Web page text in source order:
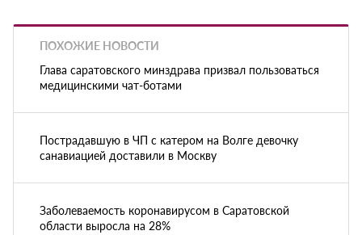
ПОХОЖИЕ НОВОСТИ
Глава саратовского минздрава призвал пользоваться
медицинскими чат-ботами
Пострадавшую в ЧП с катером на Волге девочку
санавиацией доставили в Москву
Заболеваемость коронавирусом в Саратовской
области выросла на 28%